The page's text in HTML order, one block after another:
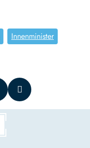
Innenminister